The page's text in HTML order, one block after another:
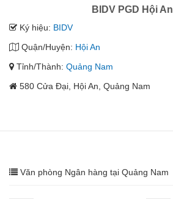
BIDV PGD Hội An
Ký hiệu: BIDV
Quận/Huyện: Hội An
Tỉnh/Thành: Quảng Nam
580 Cửa Đại, Hội An, Quảng Nam
Văn phòng Ngân hàng tại Quảng Nam